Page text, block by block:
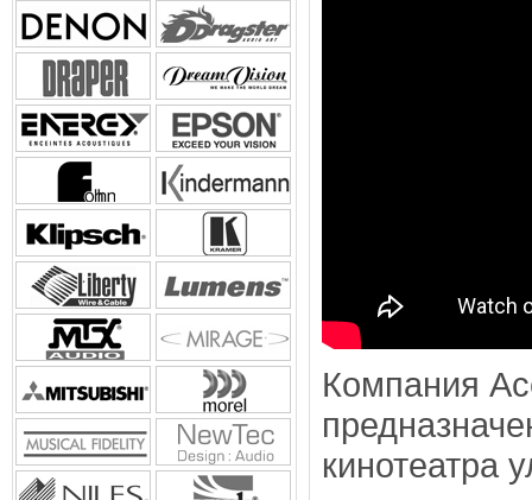
Компания
кинотеатра